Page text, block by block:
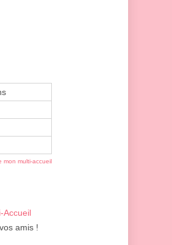
mon multi-accueil
Accueil
amis !